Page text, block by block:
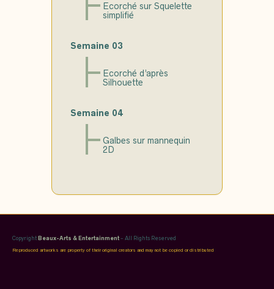
Ecorché sur Squelette
simplifié
Semaine 03
Ecorché d’après
Silhouette
Semaine 04
Galbes sur mannequin
2D
Copyright Beaux-Arts & Entertainment - All Rights Reserved
Reproduced artworks are property of their original creators and may not be copied or distributed